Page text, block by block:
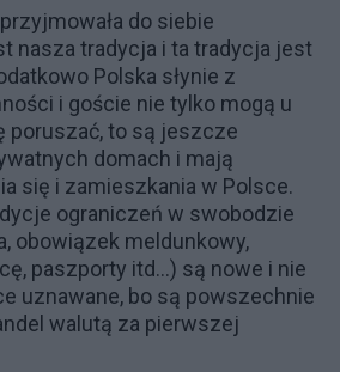
do siebie
nasza tradycja i ta tradycja jest
Polska słynie z
i goście nie tylko mogą u
poruszać, to są jeszcze
domach i mają
się i zamieszkania w Polsce.
ograniczeń w swobodzie
obowiązek meldunkowy,
paszporty itd...) są nowe i nie
uznawane, bo są powszechnie
walutą za pierwszej